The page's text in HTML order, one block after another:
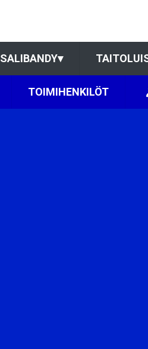
SALIBANDY▾
TOIMIHENKILÖT